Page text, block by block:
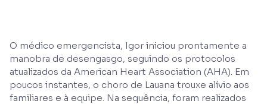
O médico emergencista, Igor iniciou prontamente a
manobra de desengasgo, seguindo os protocolos
atualizados da American Heart Association (AHA). Em
poucos instantes, o choro de Lauana trouxe alívio aos
familiares e à equipe. Na sequência, foram realizados